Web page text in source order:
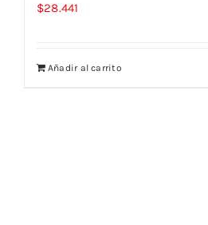
$28.441
Añadir al carrito